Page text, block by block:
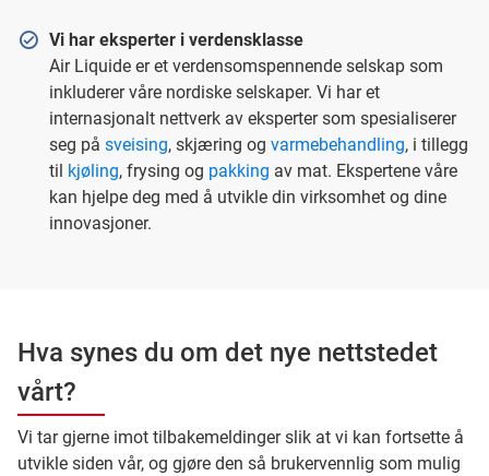
Vi har eksperter i verdensklasse
Air Liquide er et verdensomspennende selskap som
inkluderer våre nordiske selskaper. Vi har et
internasjonalt nettverk av eksperter som spesialiserer
seg på sveising, skjæring og varmebehandling, i tillegg
til kjøling, frysing og pakking av mat. Ekspertene våre
kan hjelpe deg med å utvikle din virksomhet og dine
innovasjoner.
Hva synes du om det nye nettstedet
vårt?
Vi tar gjerne imot tilbakemeldinger slik at vi kan fortsette å
utvikle siden vår, og gjøre den så brukervennlig som mulig